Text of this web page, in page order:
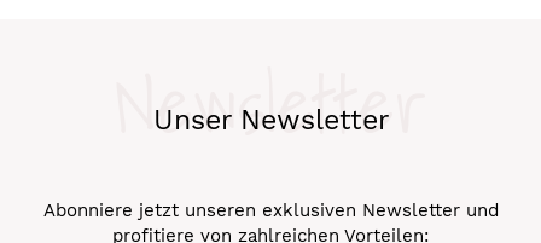
Unser Newsletter
Newsletter
Abonniere jetzt unseren exklusiven Newsletter und
profitiere von zahlreichen Vorteilen: